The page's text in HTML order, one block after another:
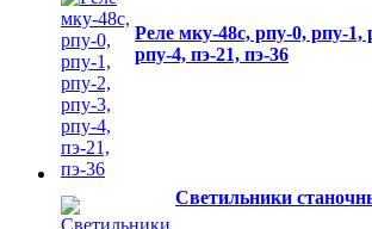
Реле мку-48с, рпу-0, рпу-1,
рпу-4, пэ-21, пэ-36
Светильники